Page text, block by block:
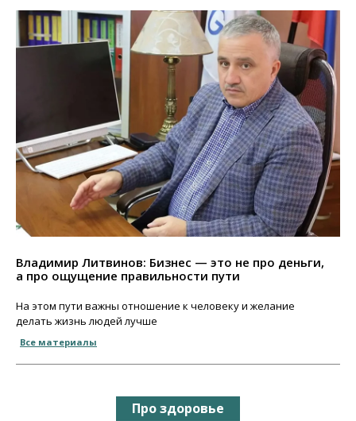
Владимир Литвинов: Бизнес — это не про деньги,
а про ощущение правильности пути
На этом пути важны отношение к человеку и желание
делать жизнь людей лучше
Все материалы
Про здоровье